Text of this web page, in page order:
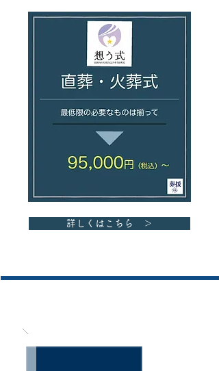
詳しくはこちら ＞